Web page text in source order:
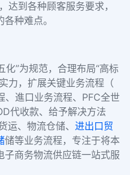
达到各种顾客服务要求，
种难点。
化”为规范，合理布局“高标
力，扩展关键业务流程（
、進口业务流程、 PFC全世
代收款、给予解决方法
运、物流仓储、 进出口贸
储等业务流程，专注于将本
子商务物流供应链一站式服